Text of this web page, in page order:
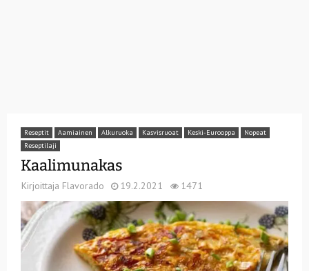
Reseptit Aamiainen Alkuruoka Kasvisruoat Keski-Eurooppa
Nopeat
Reseptilaji
Kaalimunakas
Kirjoittaja Flavorado 19.2.2021 1471